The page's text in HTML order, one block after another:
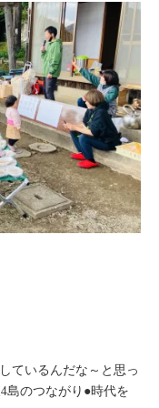
ているんだな～と思っ
のつながり●時代を